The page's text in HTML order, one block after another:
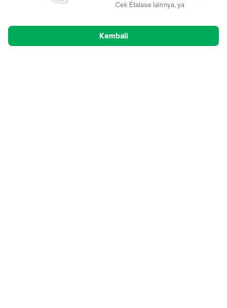
Cek Etalase lainnya, ya
Kembali